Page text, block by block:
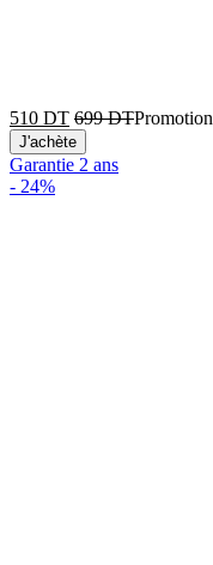
510 DT 699DTPromotion
J'achète
Garantie 2 ans
- 24%